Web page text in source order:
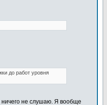
до работ уровня
не слушаю. Я вообще